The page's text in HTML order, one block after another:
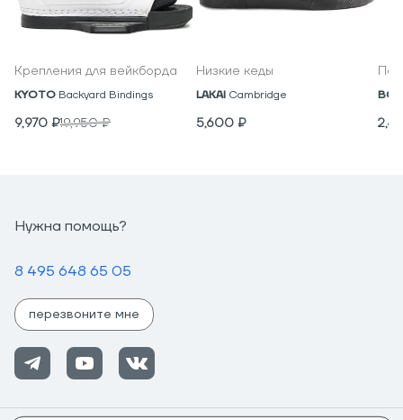
Крепления для вейкборда
KYOTO Backyard Bindings
9,970 ₽19,950₽
Низкие кеды
LAKAI Cambridge
5,600 ₽
Нужна помощь?
8 495 648 65 05
перезвоните мне